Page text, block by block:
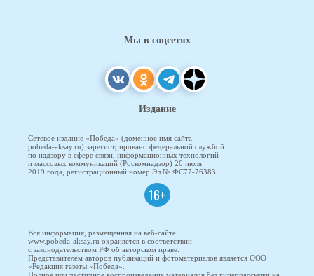
Мы в соцсетях
Издание
Сетевое издание «Победа» (доменное имя сайта
pobeda-aksay.ru) зарегистрировано федеральной службой
по надзору в сфере связи, информационных технологий
и массовых коммуникаций (Роскомнадзор) 26 июля
2019 года, регистрационный номер Эл № ФС77-76383
16+
Вся информация, размещенная на веб-сайте
www.pobeda-aksay.ru охраняется в соответствии
с законодательством РФ об авторском праве.
Представителем авторов публикаций и фотоматериалов является ООО
«Редакция газеты «Победа».